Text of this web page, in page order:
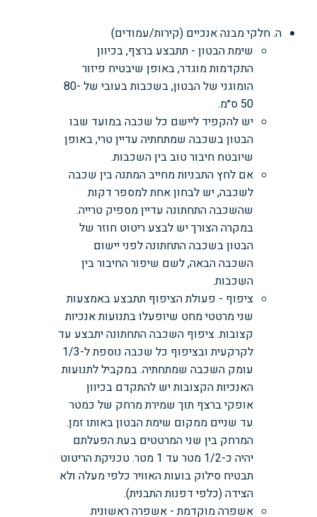
ה. חלקי מבנה אנכיים (קירות/עמודים)
שימת הבטון - תתבצע ברצף, בכיוון
התקדמות מוגדר, באופן שיבטיח פיזור
הומוגני של הבטון, בשכבות בעובי של 80-
50 ס״מ.
יש להקפיד ליישם כל שכבה במועד שבו
הבטון בשכבה שמתחתיה עדיין טרי, באופן
שיובטח חיבור טוב בין השכבות.
אם לחץ התבניות מחייב המתנה בין שכבה
לשכבה, יש לבחון אחת למספר דקות
שהשכבה התחתונה עדיין מספיק טרייה.
במקרה הצורך יש לבצע ריטוט חוזר של
הבטון בשכבה התחתונה לפני יישום
השכבה הבאה, לשם שיפור החיבור בין
השכבות.
ציפוף - פעולת הציפוף תתבצע באמצעות
שני מרטטי מחט שיופעלו בתנועות אנכיות
קצובות. ציפוף השכבה התחתונה יתבצע עד
לקרקעית ובציפוף כל שכבה נוספת ל-1/3
עומק השכבה שמתחתיה. במקביל לתנועות
האנכיות הקצובות יש להתקדם בכיוון
אופקי ברצף תוך שמירת מרחק של כמטר
עד שניים ממקום שימת הבטון באותו זמן.
המרחק בין שני המרטטים בעת הפעלתם
יהיה כ-1/2 מטר עד 1 מטר. טכניקת הריטוט
תבטיח סילוק בועות האוויר כלפי מעלה ולא
הצידה (כלפי דפנות התבנית).
אשפרה מוקדמת - אשפרה ראשונית